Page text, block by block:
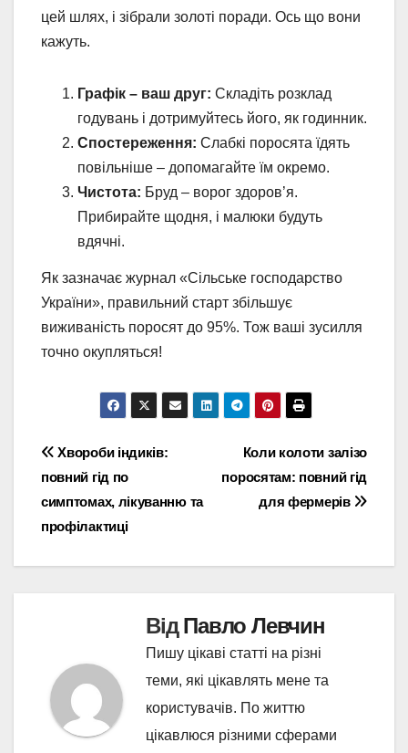
цей шлях, і зібрали золоті поради. Ось що вони
кажуть.
Графік – ваш друг: Складіть розклад
годувань і дотримуйтесь його, як годинник.
Спостереження: Слабкі поросята їдять
повільніше – допомагайте їм окремо.
Чистота: Бруд – ворог здоров’я.
Прибирайте щодня, і малюки будуть
вдячні.
Як зазначає журнал «Сільське господарство
України», правильний старт збільшує
виживаність поросят до 95%. Тож ваші зусилля
точно окупляться!
Навігація
записів
Коли колоти залізо
поросятам: повний гід
для фермерів
Хвороби індиків:
повний гід по
симптомах, лікуванню та
профілактиці
ВідПавло Левчин
Пишу цікаві статті на різні
теми, які цікавлять мене та
користувачів. По життю
цікавлюся різними сферами